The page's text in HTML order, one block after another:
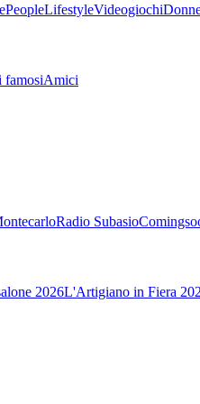
PeopleLifestyleVideogiochi
famosiAmici
Radio Subasio
2026L'Artigiano in Fiera